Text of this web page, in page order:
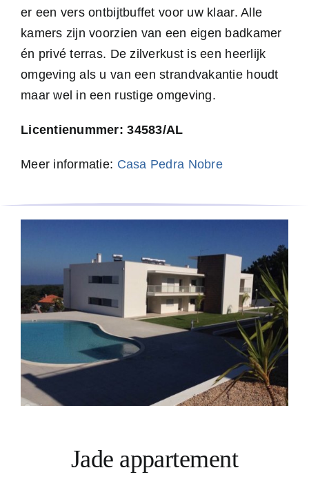
er een vers ontbijtbuffet voor uw klaar. Alle
kamers zijn voorzien van een eigen badkamer
én privé terras. De zilverkust is een heerlijk
omgeving als u van een strandvakantie houdt
maar wel in een rustige omgeving.
Licentienummer: 34583/AL
Meer informatie: Casa Pedra Nobre
Jade appartement